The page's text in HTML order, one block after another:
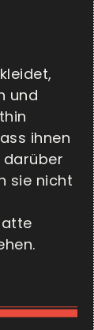
und
ihnen
darüber
sie nicht